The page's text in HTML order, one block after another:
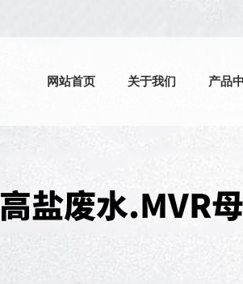
网站首页 关于我们 产品